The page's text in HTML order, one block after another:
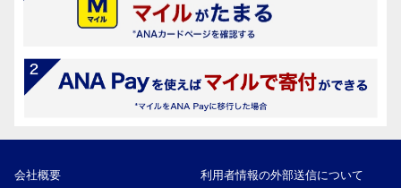
会社概要 利用者情報の外部送信について